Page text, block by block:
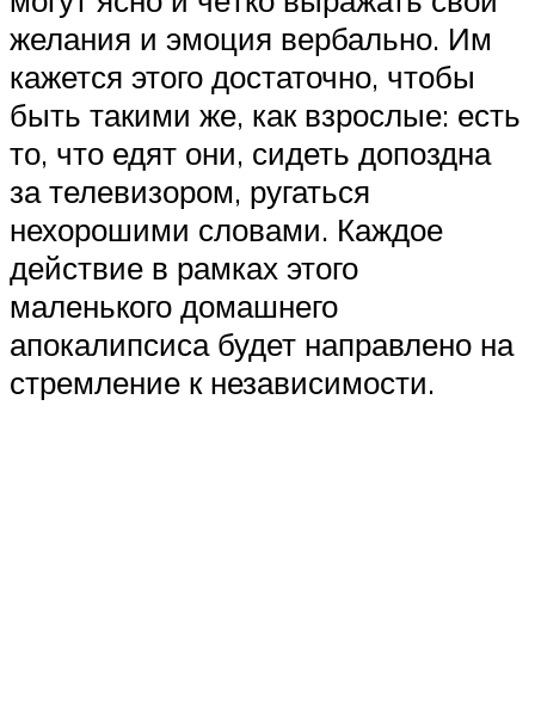
желания и эмоция вербально. Им
кажется этого достаточно, чтобы
быть такими же, как взрослые: есть
то, что едят они, сидеть допоздна
за телевизором, ругаться
нехорошими словами. Каждое
действие в рамках этого
маленького домашнего
апокалипсиса будет направлено на
стремление к независимости.